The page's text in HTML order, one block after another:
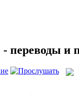
- переводы и